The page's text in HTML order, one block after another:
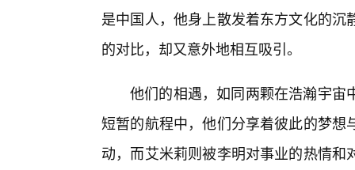
是中国人，他身上散发着东方文化的
的对比，却又意外地相互吸引。
他们的相遇，如同两颗在浩瀚宇宙
短暂的航程中，他们分享着彼此的梦
动，而艾米莉则被李明对事业的热情